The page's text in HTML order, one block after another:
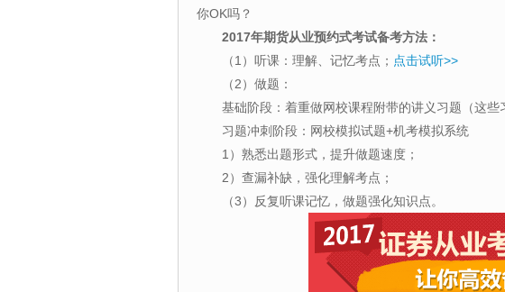
你OK吗？
2017年期货从业预约式考试备考方法：
（1）听课：理解、记忆考点； 点击试听>>
（2）做题：
基础阶段：着重做网校课程附带的讲义习题（这些
习题冲刺阶段：网校模拟试题+机考模拟系统
1）熟悉出题形式，提升做题速度；
2）查漏补缺，强化理解考点；
（3）反复听课记忆，做题强化知识点。